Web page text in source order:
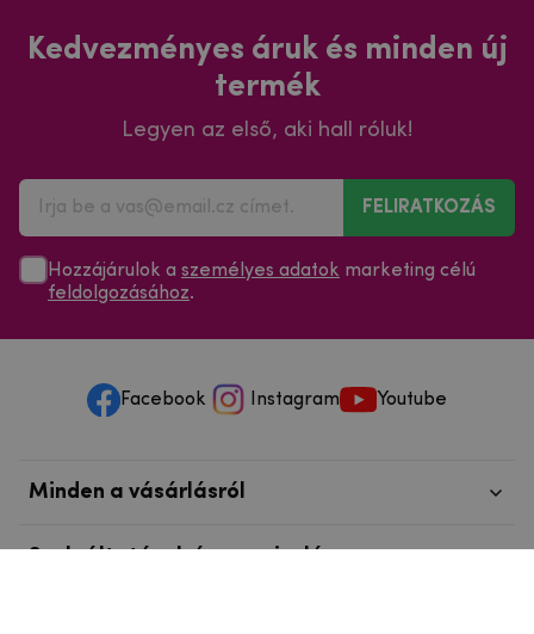
Kedvezményes áruk és minden új
termék
Legyen az első, aki hall róluk!
FELIRATKOZÁS
Hozzájárulok a személyes adatok marketing célú
feldolgozásához.
Facebook Instagram Youtube
Minden a vásárlásról